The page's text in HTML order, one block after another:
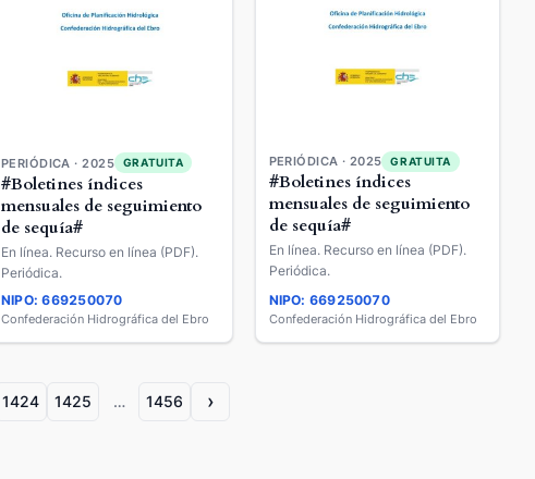
PERIÓDICA · 2025 GRATUITA
#Boletines índices
mensuales de seguimiento
de sequía#
En línea. Recurso en línea (PDF).
Periódica.
NIPO: 669250070
Confederación Hidrográfica del Ebro
PERIÓDICA · 2025 GRATUITA
#Boletines índices
mensuales de seguimiento
de sequía#
En línea. Recurso en línea (PDF).
Periódica.
NIPO: 669250070
Confederación Hidrográfica del Ebro
1424 1425 … 1456 ›